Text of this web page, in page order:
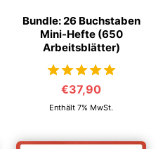
Bundle: 26 Buchstaben
Mini-Hefte (650
Arbeitsblätter)
von 5
€37,90
Enthält 7% MwSt.